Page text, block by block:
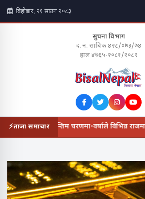
बिहीबार, २१ साउन २०८३
सुचना विभाग
द. नं. साबिक ४२८/०७३/७४
हाल ४७६५-२०८१/२०८२
ताजा समाचार
सडक विस्तार अन्तिम चरणमा•वर्षाले विभिन्न